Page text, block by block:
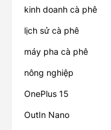
kinh doanh cà phê
lịch sử cà phê
máy pha cà phê
nông nghiệp
OnePlus 15
OutIn Nano